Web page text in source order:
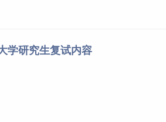
学研究生复试内容